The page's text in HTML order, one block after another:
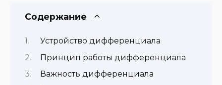
Содержание
Устройство дифференциала
Принцип работы дифференциала
Важность дифференциала